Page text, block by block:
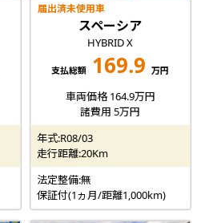
届出済未使用車
スペーシア
HYBRID X
支払総額 169.9 万円
車両価格 164.9万円
諸費用 5万円
年式:R08/03
走行距離:20Km
法定整備:無
保証付(1ヵ月/距離1,000km)